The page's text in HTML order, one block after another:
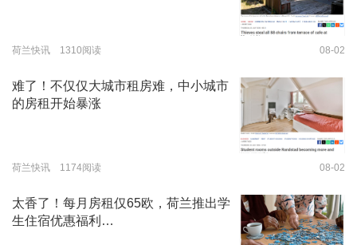
荷兰快讯 1310阅读 08-02
难了！不仅仅大城市租房难，中小城市
的房租开始暴涨
荷兰快讯 1174阅读 08-02
太香了！每月房租仅65欧，荷兰推出学
生住宿优惠福利…